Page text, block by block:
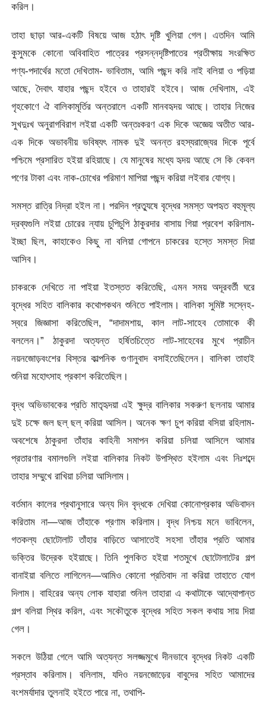
করিল।
তাহা ছাড়া আর-একটি বিষয়ে আজ হঠাৎ দৃষ্টি খুলিয়া গেল। এতদিন আমি
কুসুমকে কোনাে অবিবাহিত পাত্রের প্রসন্নদৃষ্টিপাতের প্রতীক্ষায় সংরক্ষিত
পণ্য-পদার্থের মতাে দেখিতাম- ভাবিতাম, আমি পছন্দ করি নাই বলিয়া ও পড়িয়া
আছে, দৈবাৎ যাহার পছন্দ হইবে ও তাহারই হইবে। আজ দেখিলাম, এই
গৃহকোণে ঐ বালিকামূর্তির অন্তরালে একটি মানবহৃদয় আছে। তাহার নিজের
সুখদুঃখ অনুরাগবিরাগ লইয়া একটি অন্তঃকরণ এক দিকে অজ্ঞেয় অতীত আর-
এক দিকে অভাবনীয় ভবিষ্যৎ নামক দুই অনন্ত রহস্যরাজ্যের দিকে পূর্বে
পশ্চিমে প্রসারিত হইয়া রহিয়াছে। যে মানুষের মধ্যে হৃদয় আছে সে কি কেবল
পণের টাকা এবং নাক-চোখের পরিমাণ মাপিয়া পছন্দ করিয়া লইবার যােগ্য।
সমস্ত রাত্রি নিদ্রা হইল না। পরদিন প্রত্যুষে বৃদ্ধের সমস্ত অপহৃত বহুমূল্য
দ্রব্যগুলি লইয়া চোরের ন্যায় চুপিচুপি ঠাকুরদার বাসায় গিয়া প্রবেশ করিলাম-
ইচ্ছা ছিল, কাহাকেও কিছু না বলিয়া গােপনে চাকরের হস্তে সমস্ত দিয়া
আসিব।
চাকরকে দেখিতে না পাইয়া ইতস্তত করিতেছি, এমন সময় অদূরবর্তী ঘরে
বৃদ্ধের সহিত বালিকার কথােপকথন শুনিতে পাইলাম। বালিকা সুমিষ্ট সস্নেহ-
স্বরে জিজ্ঞাসা করিতেছিল, “দাদামশায়, কাল লাট-সাহেব তােমাকে কী
বললেন।” ঠাকুরদা অত্যন্ত হর্ষিতচিত্তে লাট-সাহেবের মুখে প্রাচীন
নয়নজোড়বংশের বিস্তর কাল্পনিক গুণানুবাদ বসাইতেছিলেন। বালিকা তাহাই
শুনিয়া মহােৎসাহ প্রকাশ করিতেছিল।
বৃদ্ধ অভিভাবকের প্রতি মাতৃহৃদয়া এই ক্ষুদ্র বালিকার সকরুণ ছলনায় আমার
দুই চক্ষে জল ছল্ ছল্ করিয়া আসিল। অনেক ক্ষণ চুপ করিয়া বসিয়া রহিলাম-
অবশেষে ঠাকুরদা তাঁহার কাহিনী সমাপন করিয়া চলিয়া আসিলে আমার
প্রতারণারবমালগুলি লইয়া বালিকার নিকট উপস্থিত হইলাম এবং নিঃশব্দে
তাহার সম্মুখে রাখিয়া চলিয়া আসিলাম।
বর্তমান কালের প্রথানুসারে অন্য দিন বৃদ্ধকে দেখিয়া কোনােপ্রকার অভিবাদন
করিতাম না—আজ তাঁহাকে প্রণাম করিলাম। বৃদ্ধ নিশ্চয় মনে ভাবিলেন,
গতকল্য ছােটোলাট তাঁহার বাড়িতে আসাতেই সহসা তাঁহার প্রতি আমার
ভক্তির উদ্রেক হইয়াছে। তিনি পুলকিত হইয়া শতমুখে ছােটোলাটের গল্প
বানাইয়া বলিতে লাগিলেন—আমিও কোনাে প্রতিবাদ না করিয়া তাহাতে যােগ
দিলাম। বাহিরের অন্য লােক যাহারা শুনিল তাহারা এ কথাটাকে আদ্যোপান্ত
গল্প বলিয়া স্থির করিল, এবং সকৌতুকে বৃদ্ধের সহিত সকল কথায় সায় দিয়া
গেল।
সকলে উঠিয়া গেলে আমি অত্যন্ত সলজ্জমুখে দীনভাবে বৃদ্ধের নিকট একটি
প্রস্তাব করিলাম। বলিলাম, যদিও নয়নজোড়ের বাবুদের সহিত আমাদের
বংশমর্যাদার তুলনাই হইতে পারে না, তথাপি-